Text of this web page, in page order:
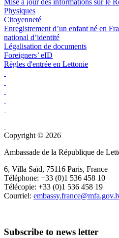
Physiques
Citoyenneté
Enregistrement d’un enfant né en
national d’identité
Légalisation de documents
Foreigners’ eID
Règles d'entrée en Lettonie
Copyright © 2026
Ambassade de la République de
6, Villa Saïd, 75116 Paris, France
Téléphone: +33 (0)1 536 458 10
Télécopie: +33 (0)1 536 458 19
Courriel:
Subscribe to news letter